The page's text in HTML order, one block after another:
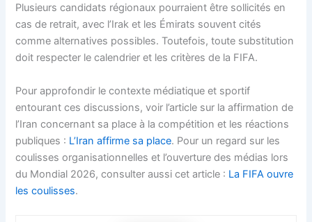
Plusieurs candidats régionaux pourraient être sollicités en
cas de retrait, avec l’Irak et les Émirats souvent cités
comme alternatives possibles. Toutefois, toute substitution
doit respecter le calendrier et les critères de la FIFA.
Pour approfondir le contexte médiatique et sportif
entourant ces discussions, voir l’article sur la affirmation de
l’Iran concernant sa place à la compétition et les réactions
publiques : L’Iran affirme sa place. Pour un regard sur les
coulisses organisationnelles et l’ouverture des médias lors
du Mondial 2026, consulter aussi cet article : La FIFA ouvre
les coulisses.